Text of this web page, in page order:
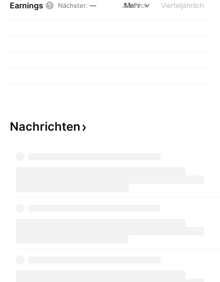
Earnings Nächster: — Jährlich Vierteljährlich
Mehr
Nachrichten